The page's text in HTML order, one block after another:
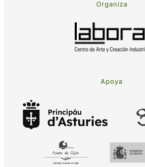
Organiza
Apoya